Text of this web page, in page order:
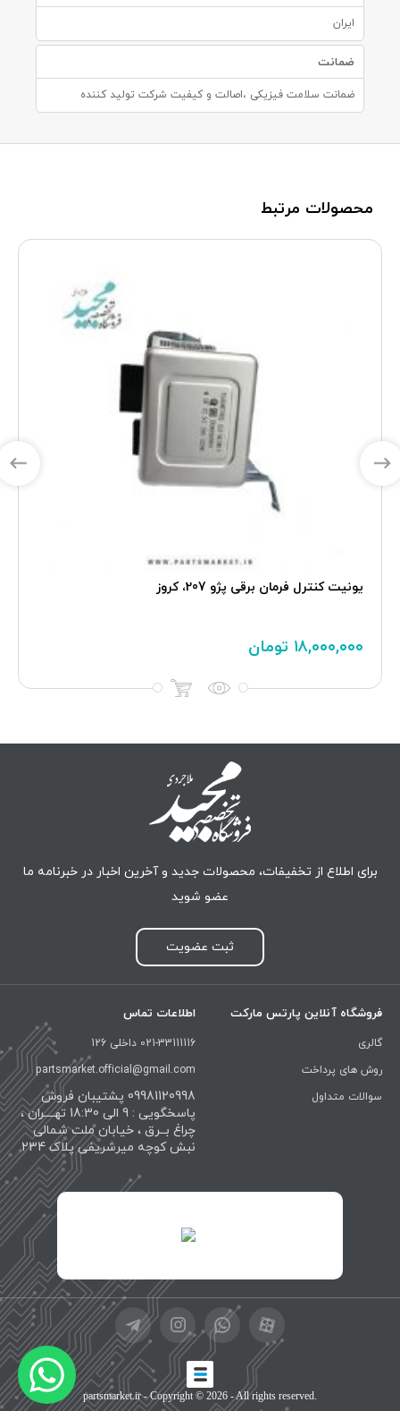
ایران
ضمانت
ضمانت سلامت فیزیکی ،اصالت و کیفیت شرکت تولید کننده
محصولات مرتبط
یونیت کنترل فرمان برقی پژو 207، کروز
۱۸,۰۰۰,۰۰۰ تومان
برای اطلاع از تخفیفات، محصولات جدید و آخرین اخبار در خبرنامه ما
عضو شوید
ثبت عضویت
فروشگاه آنلاین پارتس مارکت
گالری
روش های پرداخت
سوالات متداول
اطلاعات تماس
021-33111116 داخلی 126
partsmarket.official@gmail.com
09981120998 پشتیبان فروش
پاسخگویی : 9 الی 18:30 تهــــران ،
چراغ بــرق ، خیابان ملت شمالی
نبش کوچه میرشریفی پلاک 234
partsmarket.ir- Copyright © 2026 - All rights reserved.